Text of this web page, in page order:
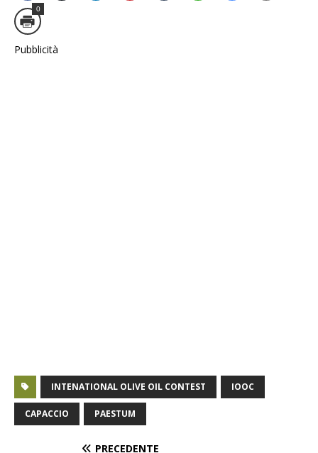
0
Pubblicità
INTENATIONAL OLIVE OIL CONTEST IOOC
CAPACCIO PAESTUM
PRECEDENTE